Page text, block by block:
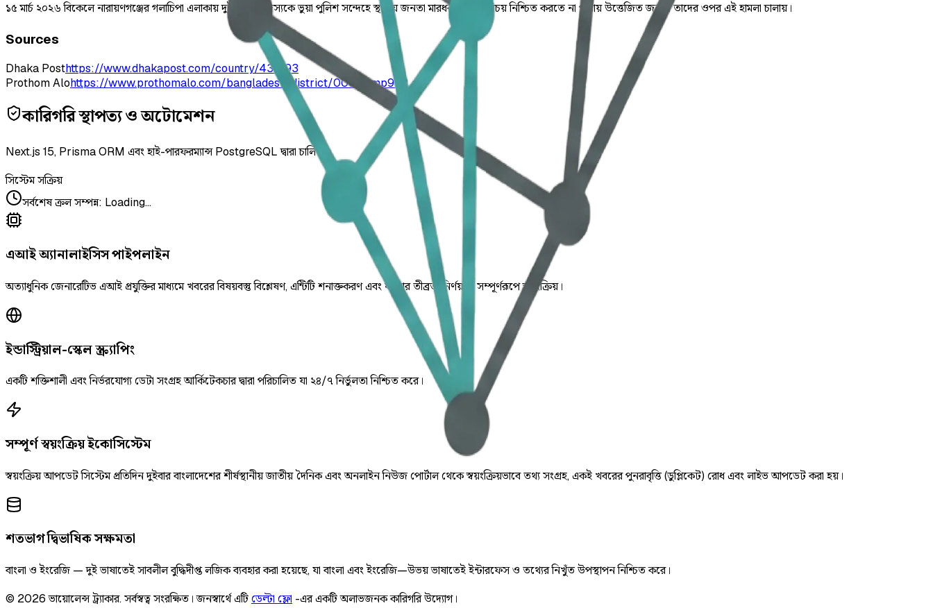
১৫ মার্চ ২০২৬ বিকেলে নারায়ণগঞ্জের গলাচিপা এলাকায় দুই পুলিশ সদস্যকে ভুয়া পুলিশ সন্দেহে স্থানীয় জনতা মারধর করে। পরিচয় নিশ্চিত করতে না পারায় উত্তেজিত জনতা তাদের ওপর এই হামলা চালায়।
Sources
Dhaka Posthttps://www.dhakapost.com/country/438193
Prothom Alohttps://www.prothomalo.com/bangladesh/district/006smmp9b2
কারিগরি স্থাপত্য ও অটোমেশন
Next.js 15, Prisma ORM এবং হাই-পারফরম্যান্স PostgreSQL দ্বারা চালিত।
সিস্টেম সক্রিয়
সর্বশেষ ক্রল সম্পন্ন: Loading...
এআই অ্যানালাইসিস পাইপলাইন
অত্যাধুনিক জেনারেটিভ এআই প্রযুক্তির মাধ্যমে খবরের বিষয়বস্তু বিশ্লেষণ, এন্টিটি শনাক্তকরণ এবং ঘটনার তীব্রতা নির্ণয় যা সম্পূর্ণরূপে স্বয়ংক্রিয়।
ইন্ডাস্ট্রিয়াল-স্কেল স্ক্র্যাপিং
একটি শক্তিশালী এবং নির্ভরযোগ্য ডেটা সংগ্রহ আর্কিটেকচার দ্বারা পরিচালিত যা ২৪/৭ নির্ভুলতা নিশ্চিত করে।
সম্পূর্ণ স্বয়ংক্রিয় ইকোসিস্টেম
স্বয়ংক্রিয় আপডেট সিস্টেম প্রতিদিন দুইবার বাংলাদেশের শীর্ষস্থানীয় জাতীয় দৈনিক এবং অনলাইন নিউজ পোর্টাল থেকে স্বয়ংক্রিয়ভাবে তথ্য সংগ্রহ, একই খবরের পুনরাবৃত্তি (ডুপ্লিকেট) রোধ এবং লাইভ আপডেট করা হয়।
শতভাগ দ্বিভাষিক সক্ষমতা
বাংলা ও ইংরেজি — দুই ভাষাতেই সাবলীল বুদ্ধিদীপ্ত লজিক ব্যবহার করা হয়েছে, যা বাংলা এবং ইংরেজি—উভয় ভাষাতেই ইন্টারফেস ও তথ্যের নিখুঁত উপস্থাপন নিশ্চিত করে।
© 2026 ভায়োলেন্স ট্র্যাকার.সর্বস্বত্ব সংরক্ষিত। জনস্বার্থে এটিডেল্টা ফ্লো -এর একটি অলাভজনক কারিগরি উদ্যোগ।